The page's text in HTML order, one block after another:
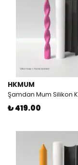
HKMUM
Şamdan Mum Silikon
₺ 419.00